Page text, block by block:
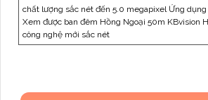
chất lượng sắc nét đến 5.0 megapixel Ứng
Xem được ban đêm Hồng Ngoại 50m KBvision
công nghệ mới sắc nét